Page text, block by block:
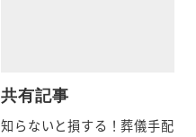
共有記事
知らないと損する！葬儀手配